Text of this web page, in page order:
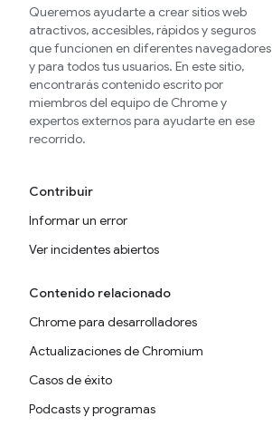
Queremos ayudarte a crear sitios web
atractivos, accesibles, rápidos y seguros
que funcionen en diferentes navegadores
y para todos tus usuarios. En este sitio,
encontrarás contenido escrito por
miembros del equipo de Chrome y
expertos externos para ayudarte en ese
recorrido.
Contribuir
Informar un error
Ver incidentes abiertos
Contenido relacionado
Chrome para desarrolladores
Actualizaciones de Chromium
Casos de éxito
Podcasts y programas